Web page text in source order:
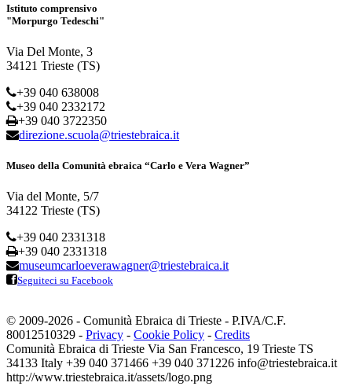
Istituto comprensivo
"Morpurgo Tedeschi"
Via Del Monte, 3
34121 Trieste (TS)
+39 040 638008
+39 040 2332172
+39 040 3722350
direzione.scuola@triestebraica.it
Museo della Comunità ebraica “Carlo e Vera Wagner”
Via del Monte, 5/7
34122 Trieste (TS)
+39 040 2331318
+39 040 2331318
museumcarloeverawagner@triestebraica.it
Seguiteci su Facebook
© 2009-2026 - Comunità Ebraica di Trieste - P.IVA/C.F.
80012510329 - Privacy - Cookie Policy - Credits
Comunità Ebraica di Trieste Via San Francesco, 19 Trieste TS
34133 Italy +39 040 371466 +39 040 371226 info@triestebraica.it
http://www.triestebraica.it/assets/logo.png